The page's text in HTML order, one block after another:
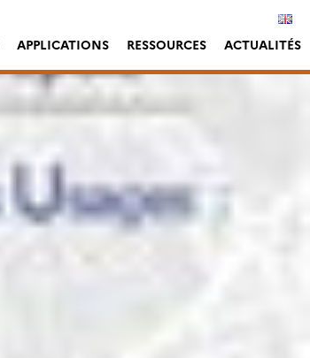
APPLICATIONS RESSOURCES ACTUALITÉS